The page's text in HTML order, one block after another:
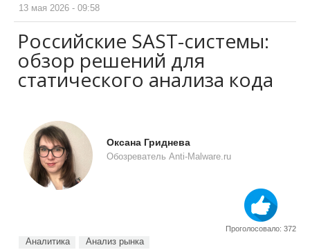
13 мая 2026 - 09:58
Российские SAST-системы:
обзор решений для
статического анализа кода
Оксана Гриднева
Обозреватель Anti-Malware.ru
Проголосовало: 372
Аналитика Анализ рынка